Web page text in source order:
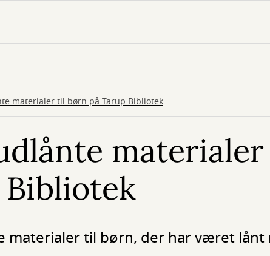
materialer til børn på Tarup Bibliotek
materialer til børn, der har været